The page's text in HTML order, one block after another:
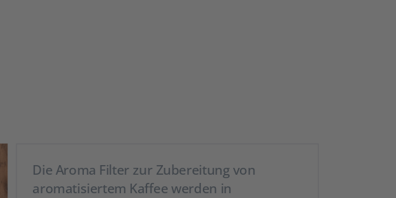
Die Aroma Filter zur Zubereitung von
aromatisiertem Kaffee werden in